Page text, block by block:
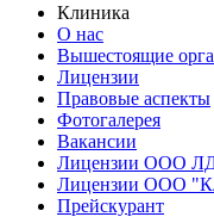
Клиника
О нас
Вышестоящие
Лицензии
Правовые аспекты
Фотогалерея
Вакансии
Лицензии ООО
Лицензии ООО
Прейскурант